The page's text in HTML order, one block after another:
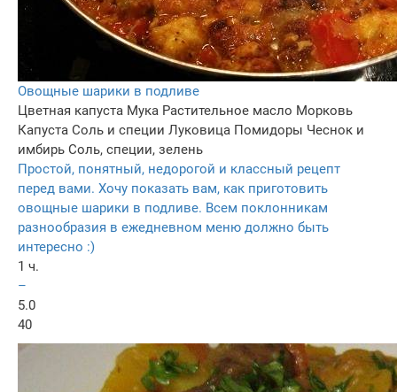
Овощные шарики в подливе
Цветная капуста Мука Растительное масло Морковь
Капуста Соль и специи Луковица Помидоры Чеснок и
имбирь Соль, специи, зелень
Простой, понятный, недорогой и классный рецепт
перед вами. Хочу показать вам, как приготовить
овощные шарики в подливе. Всем поклонникам
разнообразия в ежедневном меню должно быть
интересно :)
1 ч.
–
5.0
40